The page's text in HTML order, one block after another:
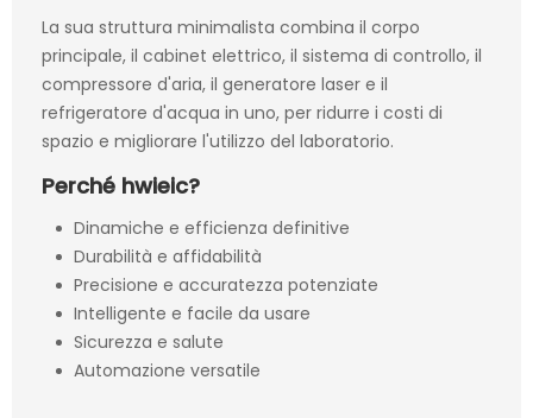
La sua struttura minimalista combina il corpo
principale, il cabinet elettrico, il sistema di controllo, il
compressore d'aria, il generatore laser e il
refrigeratore d'acqua in uno, per ridurre i costi di
spazio e migliorare l'utilizzo del laboratorio.
Perché hwieic?
Dinamiche e efficienza definitive
Durabilità e affidabilità
Precisione e accuratezza potenziate
Intelligente e facile da usare
Sicurezza e salute
Automazione versatile